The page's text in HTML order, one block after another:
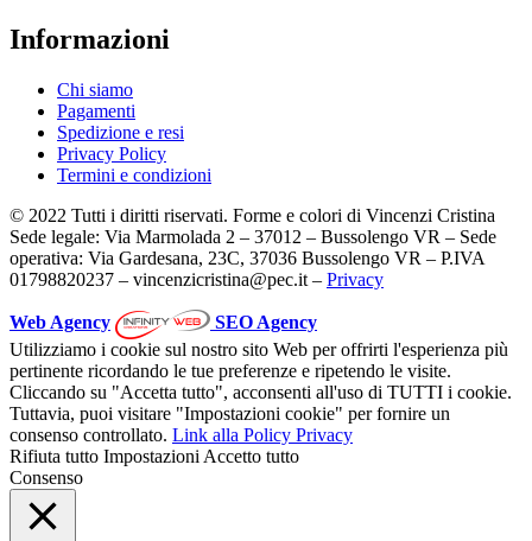
Informazioni
Chi siamo
Pagamenti
Spedizione e resi
Privacy Policy
Termini e condizioni
© 2022 Tutti i diritti riservati. Forme e colori di Vincenzi Cristina
Sede legale: Via Marmolada 2 – 37012 – Bussolengo VR – Sede
operativa: Via Gardesana, 23C, 37036 Bussolengo VR – P.IVA
01798820237 – vincenzicristina@pec.it – Privacy
Web Agency
SEO Agency
Utilizziamo i cookie sul nostro sito Web per offrirti l'esperienza più
pertinente ricordando le tue preferenze e ripetendo le visite.
Cliccando su "Accetta tutto", acconsenti all'uso di TUTTI i cookie.
Tuttavia, puoi visitare "Impostazioni cookie" per fornire un
consenso controllato. Link alla Policy Privacy
Rifiuta tutto Impostazioni Accetto tutto
Consenso